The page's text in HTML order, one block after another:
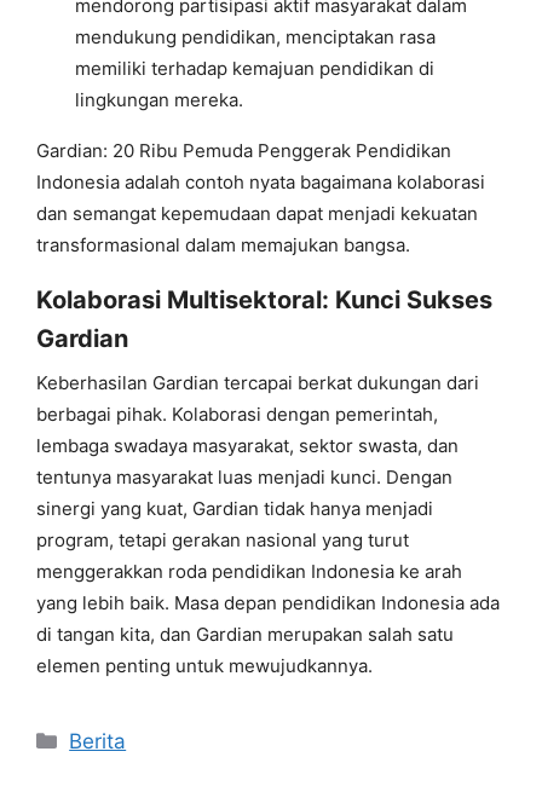
mendorong partisipasi aktif masyarakat dalam
mendukung pendidikan, menciptakan rasa
memiliki terhadap kemajuan pendidikan di
lingkungan mereka.
Gardian: 20 Ribu Pemuda Penggerak Pendidikan
Indonesia adalah contoh nyata bagaimana kolaborasi
dan semangat kepemudaan dapat menjadi kekuatan
transformasional dalam memajukan bangsa.
Kolaborasi Multisektoral: Kunci Sukses
Gardian
Keberhasilan Gardian tercapai berkat dukungan dari
berbagai pihak. Kolaborasi dengan pemerintah,
lembaga swadaya masyarakat, sektor swasta, dan
tentunya masyarakat luas menjadi kunci. Dengan
sinergi yang kuat, Gardian tidak hanya menjadi
program, tetapi gerakan nasional yang turut
menggerakkan roda pendidikan Indonesia ke arah
yang lebih baik. Masa depan pendidikan Indonesia ada
di tangan kita, dan Gardian merupakan salah satu
elemen penting untuk mewujudkannya.
Kategori
Berita